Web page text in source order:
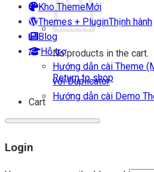
No products in the cart.
Return to shop
Cart
Kho Theme
Themes + Plugin
Blog
Hỗ trợ
Hướng dẫn cài Theme
với Duplicator
Hướng dẫn cài Demo
Login